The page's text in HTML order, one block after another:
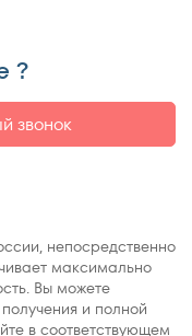
?
звонок
непосредственно
максимально
Вы можете
и полной
в соответствующем